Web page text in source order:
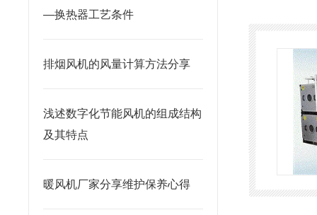
—换热器工艺条件
排烟风机的风量计算方法分享
浅述数字化节能风机的组成结构
及其特点
暖风机厂家分享维护保养心得